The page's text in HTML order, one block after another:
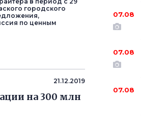
городского
по ценным
21.12.2019
на 300 млн
07.08
07.08
07.08